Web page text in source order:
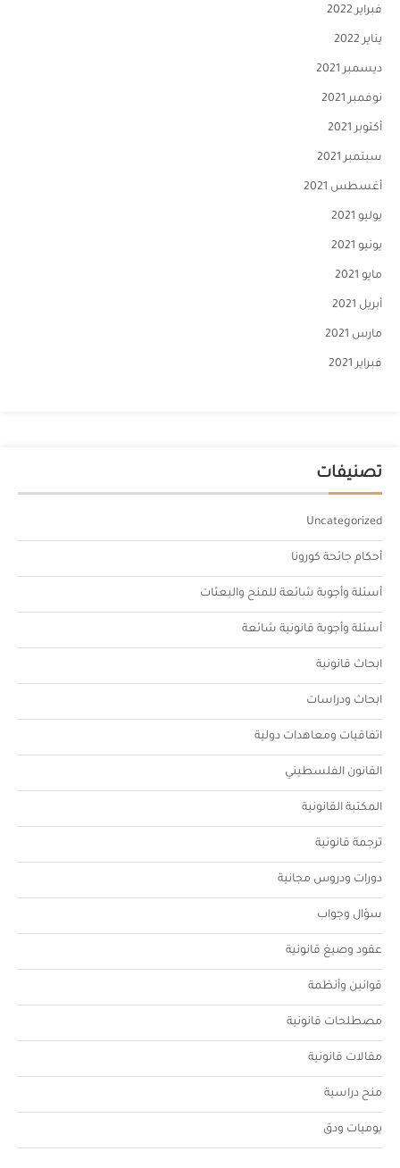
فبراير 2022
يناير 2022
ديسمبر 2021
نوفمبر 2021
أكتوبر 2021
سبتمبر 2021
أغسطس 2021
يوليو 2021
يونيو 2021
مايو 2021
أبريل 2021
مارس 2021
فبراير 2021
تصنيفات
Uncategorized
أحكام جائحة كورونا
أسئلة وأجوبة شائعة للمنح والبعثات
أسئلة وأجوبة قانونية شائعة
ابحاث قانونية
ابحاث ودراسات
اتفاقيات ومعاهدات دولية
القانون الفلسطيني
المكتبة القانونية
ترجمة قانونية
دورات ودروس مجانية
سؤال وجواب
عقود وصيغ قانونية
قوانين وأنظمة
مصطلحات قانونية
مقالات قانونية
منح دراسية
يوميات ودق